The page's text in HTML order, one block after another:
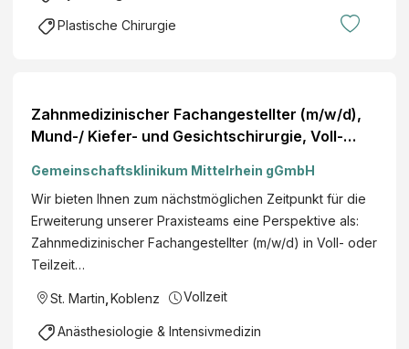
Plastische Chirurgie
Zahnmedizinischer Fachangestellter (m/w/d),
Mund-/ Kiefer- und Gesichtschirurgie, Voll-
Gemeinschaftsklinikum Mittelrhein gGmbH
Wir bieten Ihnen zum nächstmöglichen Zeitpunkt für die
Erweiterung unserer Praxisteams eine Perspektive als:
Zahnmedizinischer Fachangestellter (m/w/d) in Voll- oder
Teilzeit…
St. Martin Koblenz Vollzeit
Anästhesiologie & Intensivmedizin